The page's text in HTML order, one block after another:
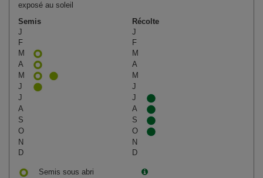
exposé au soleil
Semis
Récolte
J
J
F
F
M
M
A
A
M
M
J
J
J
J
A
A
S
S
O
O
N
N
D
D
Semis sous abri